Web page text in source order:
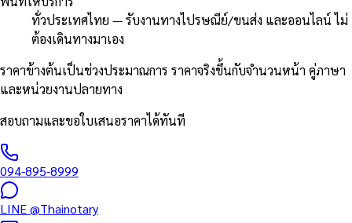
ทั่วประเทศไทย — รับงานทางไปรษณีย์/ขนส่ง และออนไลน์ ไม่
ต้องเดินทางมาเอง
ราคาข้างต้นเป็นช่วงประมาณการ ราคาจริงขึ้นกับจำนวนหน้า คู่ภาษา
และหน่วยงานปลายทาง
สอบถามและขอใบเสนอราคาได้ทันที
094-895-8999
LINE@Thainotary